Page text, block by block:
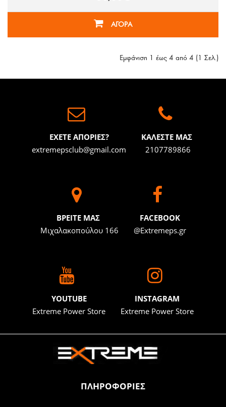
ΑΓΟΡΑ
Εμφάνιση 1 έως 4 από 4 (1 Σελ.)
ΕΧΕΤΕ ΑΠΟΡΙΕΣ?
extremepsclub@gmail.com
ΚΑΛΕΣΤΕ ΜΑΣ
2107789866
BΡΕΙΤΕ ΜΑΣ
Μιχαλακοπούλου 166
FACEBOOK
@Extremeps.gr
YOUTUBE
Extreme Power Store
INSTAGRAM
Extreme Power Store
ΠΛΗΡΟΦΟΡΙΕΣ